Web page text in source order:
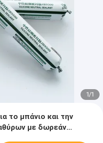
1/1
το μπάνιο και την
με δωρεάν